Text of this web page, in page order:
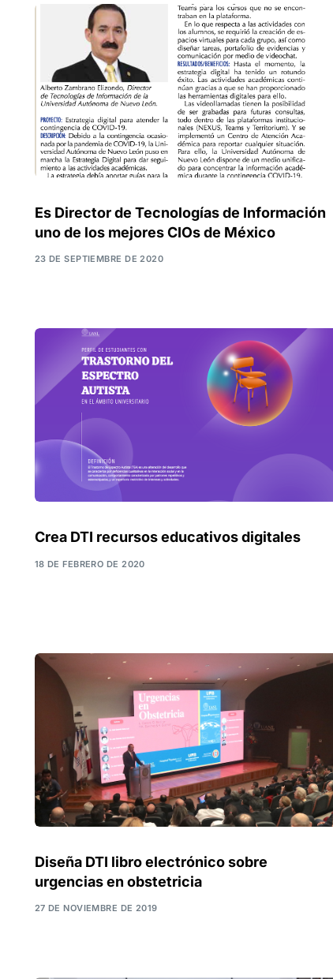
Es Director de Tecnologías de Información
uno de los mejores CIOs de México
23 DE SEPTIEMBRE DE 2020
Crea DTI recursos educativos digitales
18 DE FEBRERO DE 2020
Diseña DTI libro electrónico sobre
urgencias en obstetricia
27 DE NOVIEMBRE DE 2019